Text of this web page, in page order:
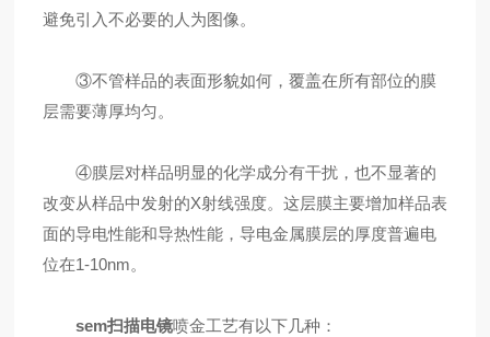
避免引入不必要的人为图像。
③不管样品的表面形貌如何，覆盖在所有部位的膜
层需要薄厚均匀。
④膜层对样品明显的化学成分有干扰，也不显著的
改变从样品中发射的X射线强度。这层膜主要增加样品表
面的导电性能和导热性能，导电金属膜层的厚度普遍电
位在1-10nm。
sem扫描电镜喷金工艺有以下几种：